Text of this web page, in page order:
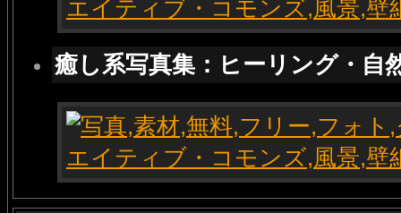
癒し系写真集：ヒーリング・自